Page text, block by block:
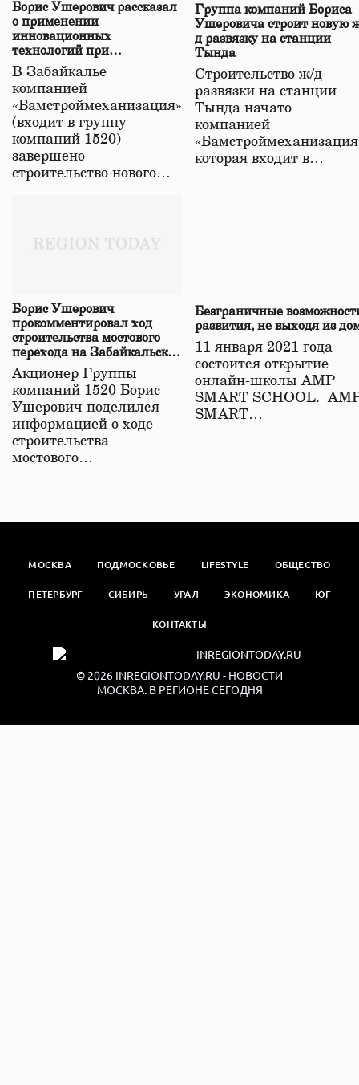
Борис Ушерович рассказал
о применении
инновационных
технологий при
строительстве нового моста
в Забайкалье
В Забайкалье
компанией
«Бамстроймеханизация»
(входит в группу
компаний 1520)
завершено
строительство нового…
Группа компаний Бориса
Ушеровича строит новую
д развязку на станции
Тында
Строительство ж/д
развязки на станции
Тында начато
компанией
которая входит в…
Борис Ушерович
прокомментировал ход
строительства мостового
перехода на Забайкальской
железной дороге
Акционер Группы
компаний 1520 Борис
Ушерович поделился
информацией о ходе
строительства
мостового…
Безграничные
развития, не выходя из
11 января 2021 года
состоится открытие
онлайн-школы АМР
SMART SCHOOL.
SMART…
МОСКВА ПОДМОСКОВЬЕ LIFESTYLE ОБЩЕСТВО
ПЕТЕРБУРГ СИБИРЬ УРАЛ ЭКОНОМИКА ЮГ
КОНТАКТЫ
© 2026 INREGIONTODAY.RU - НОВОСТИ
МОСКВА. В РЕГИОНЕ СЕГОДНЯ